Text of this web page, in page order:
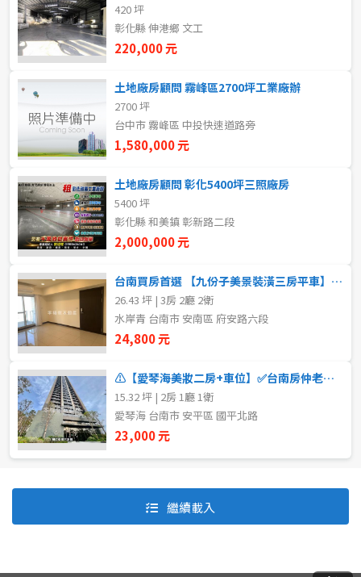
預設排序
價格從高到低
格局
不拘
3房
4房
租金(元)
自租
房東自租
420 坪
彰化縣 伸港鄉 文工
220,000 元
土地廠房顧問 霧峰區2700坪工業廠辦
2700 坪
台中市 霧峰區 中投快速道路旁
1,580,000 元
土地廠房顧問 彰化5400坪三照廠房
5400 坪
彰化縣 和美鎮 彰新路二段
2,000,000 元
台南買房首選 【九份子美景裝潢三房平車】✅台南房仲老妹靜嫻
26.43 坪 | 3房 2廳 2衛
水岸青 台南市 安南區 府安路六段
24,800 元
⚠️【愛琴海美妝二房+車位】✅台南房仲老妹✅
15.32 坪 | 2房 1廳 1衛
愛琴海 台南市 安平區 國平北路
23,000 元
繼續載入